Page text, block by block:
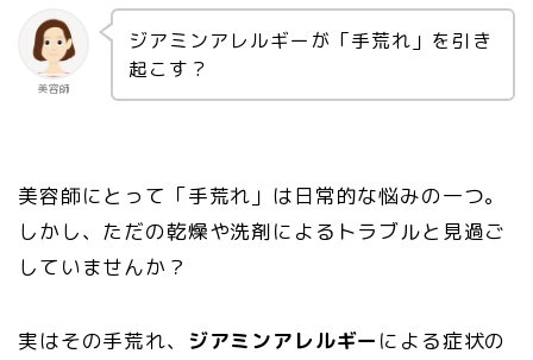
美容師
ジアミンアレルギーが「手荒れ」を引き
起こす？
美容師にとって「手荒れ」は日常的な悩みの一つ。
しかし、ただの乾燥や洗剤によるトラブルと見過ご
していませんか？
実はその手荒れ、 ジアミンアレルギー による症状の